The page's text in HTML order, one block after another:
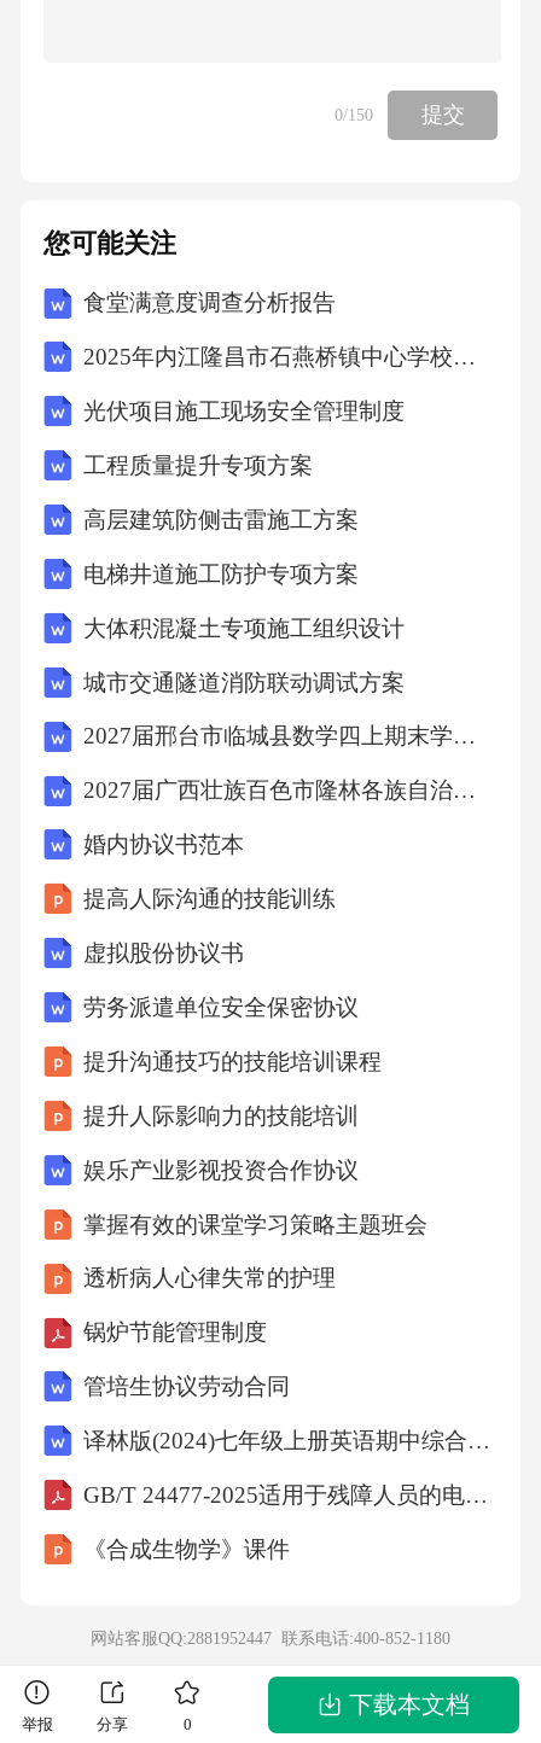
果。倾听他人在表达自己的观点之前，先倾听
免情绪化反应。克服情绪障碍03培养跨文化意
识通过学习和实践，培养自己的跨文化意识和
敏感性，提高跨文化沟通能力。01了解文化差
异尊重并理解不同文化背景下的价值观、习俗
和行为方式。02使用共通语言在跨文化沟通
中，选择共通语言进行交流，以减少误解和冲
突。克服文化障碍06提升沟通能力在团队中的
自的任务和团队的整体目标，避免重复工作和
资源浪费。明确任务和目标良好的沟通能力有
助于团队成员之间及时共享信息，提高工作效
率，减少信息不对称带来的问题。促进信息共
享通过沟通，团队成员可以共同制定合理的工
作流程，明确工作先后顺序和协作方式，提高
团队协作效率。建立工作流程提高团队协作效
率有效的沟通建立在真诚交流的基础上，团队
建立信任关系。真诚交流尊重不同意见和观
点，能够增强团队成员的信任感，促进团队内
部的和谐与合作。尊重差异通过及时、建设性
的反馈，团队成员可以更好地理解彼此的需求
和期望，增强信任感。及时反馈加强团队成员
之间的信任共同决策通过充分的讨论和协商，
团队成员可以共同制定决策，集思广益，提高
决策的科学
0/150 提交
您可能关注
食堂满意度调查分析报告
2025年内江隆昌市石燕桥镇中心学校招聘笔试真题
光伏项目施工现场安全管理制度
工程质量提升专项方案
高层建筑防侧击雷施工方案
电梯井道施工防护专项方案
大体积混凝土专项施工组织设计
城市交通隧道消防联动调试方案
2027届邢台市临城县数学四上期末学业水平测试试题含解析
2027届广西壮族百色市隆林各族自治县四年级数学第一学期期末考试模拟试题含解析
婚内协议书范本
提高人际沟通的技能训练
虚拟股份协议书
劳务派遣单位安全保密协议
提升沟通技巧的技能培训课程
提升人际影响力的技能培训
娱乐产业影视投资合作协议
掌握有效的课堂学习策略主题班会
透析病人心律失常的护理
锅炉节能管理制度
管培生协议劳动合同
译林版(2024)七年级上册英语期中综合测试卷（二）
GB/T 24477-2025适用于残障人员的电梯附加要求
《合成生物学》课件
网站客服QQ:2881952447 联系电话:400-852-1180
举报 分享 0
下载本文档